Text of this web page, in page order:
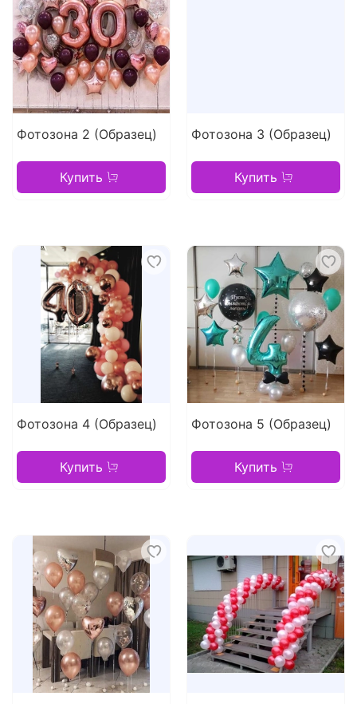
Фотозона 2 (Образец)
Купить
Фотозона 3 (Образец)
Купить
Фотозона 4 (Образец)
Купить
Фотозона 5 (Образец)
Купить